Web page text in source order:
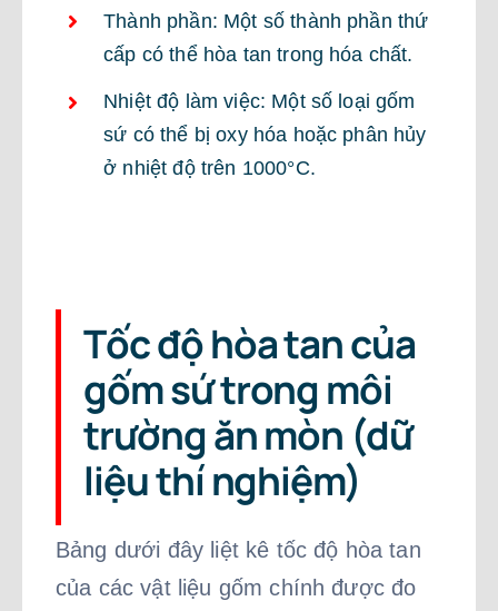
Thành phần: Một số thành phần thứ
cấp có thể hòa tan trong hóa chất.
Nhiệt độ làm việc: Một số loại gốm
sứ có thể bị oxy hóa hoặc phân hủy
ở nhiệt độ trên 1000°C.
Tốc độ hòa tan của
gốm sứ trong môi
trường ăn mòn (dữ
liệu thí nghiệm)
Bảng dưới đây liệt kê tốc độ hòa tan
của các vật liệu gốm chính được đo